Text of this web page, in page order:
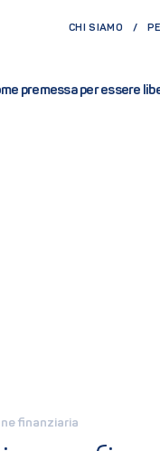
CHI SIAMO
premessa per essere
finanziaria